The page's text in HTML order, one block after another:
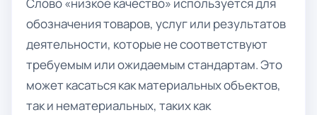
обозначения товаров, услуг или результатов
деятельности, которые не соответствуют
требуемым или ожидаемым стандартам. Это
может касаться как материальных объектов,
так и нематериальных, таких как